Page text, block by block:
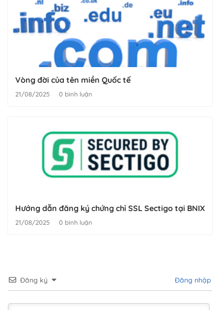
Vòng đời của tên miền Quốc tế
21/08/2025 0 bình luận
Hướng dẫn đăng ký chứng chỉ SSL Sectigo tại BNIX
21/08/2025 0 bình luận
Đăng ký Đăng nhập